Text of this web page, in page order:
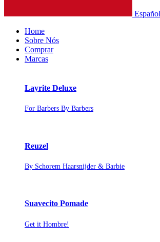
Español
Home
Sobre Nós
Comprar
Marcas
Layrite Deluxe
For Barbers By Barbers
Reuzel
By Schorem Haarsnijder & Barbie
Suavecito Pomade
Get it Hombre!